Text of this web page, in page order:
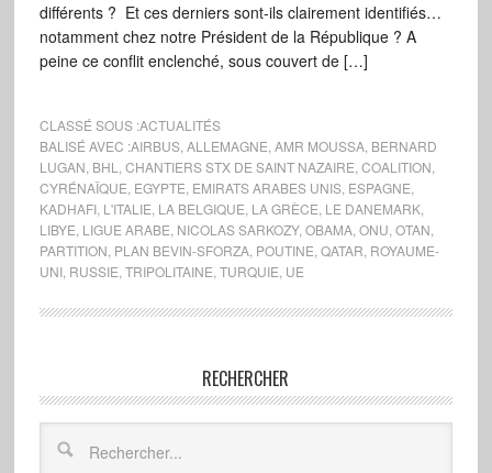
différents ? Et ces derniers sont-ils clairement identifiés…
notamment chez notre Président de la République ? A
peine ce conflit enclenché, sous couvert de […]
CLASSÉ SOUS :ACTUALITÉS
BALISÉ AVEC :AIRBUS, ALLEMAGNE AMR MOUSSA, BERNARD
LUGAN BHL CHANTIERS STX DE SAINT NAZAIRE COALITION
CYRÉNAÏQUE EGYPTE EMIRATS ARABES UNIS, ESPAGNE
KADHAFI, L'ITALIE LA BELGIQUE LA GRÈCE LE DANEMARK,
LIBYE LIGUE ARABE NICOLAS SARKOZY, OBAMA, ONU OTAN
PARTITION PLAN BEVIN-SFORZA, POUTINE QATAR ROYAUME-
UNI, RUSSIE TRIPOLITAINE TURQUIE UE
RECHERCHER